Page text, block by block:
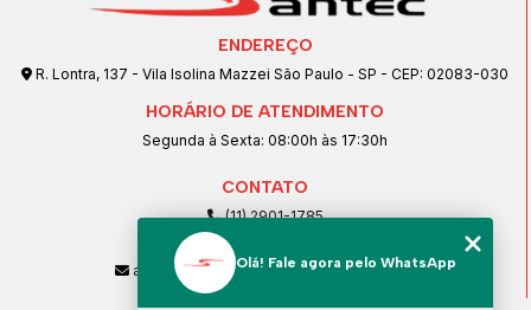
ENDEREÇO
R. Lontra, 137 - Vila Isolina Mazzei São Paulo - SP - CEP: 02083-030
HORÁRIO DE ATENDIMENTO
Segunda à Sexta: 08:00h às 17:30h
CONTATO
(11) 2901-1785
(11) 99239-1832
atendimento@santeccopiadoras.com.br
Olá! Fale agora pelo WhatsApp